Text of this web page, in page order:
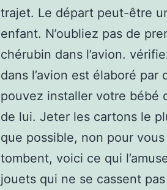
trajet. Le départ peut-être
enfant. N’oubliez pas de
chérubin dans l’avion.
dans l’avion est élaboré
pouvez installer votre bébé
de lui. Jeter les cartons le
que possible, non pour
tombent, voici ce qui
jouets qui ne se cassent